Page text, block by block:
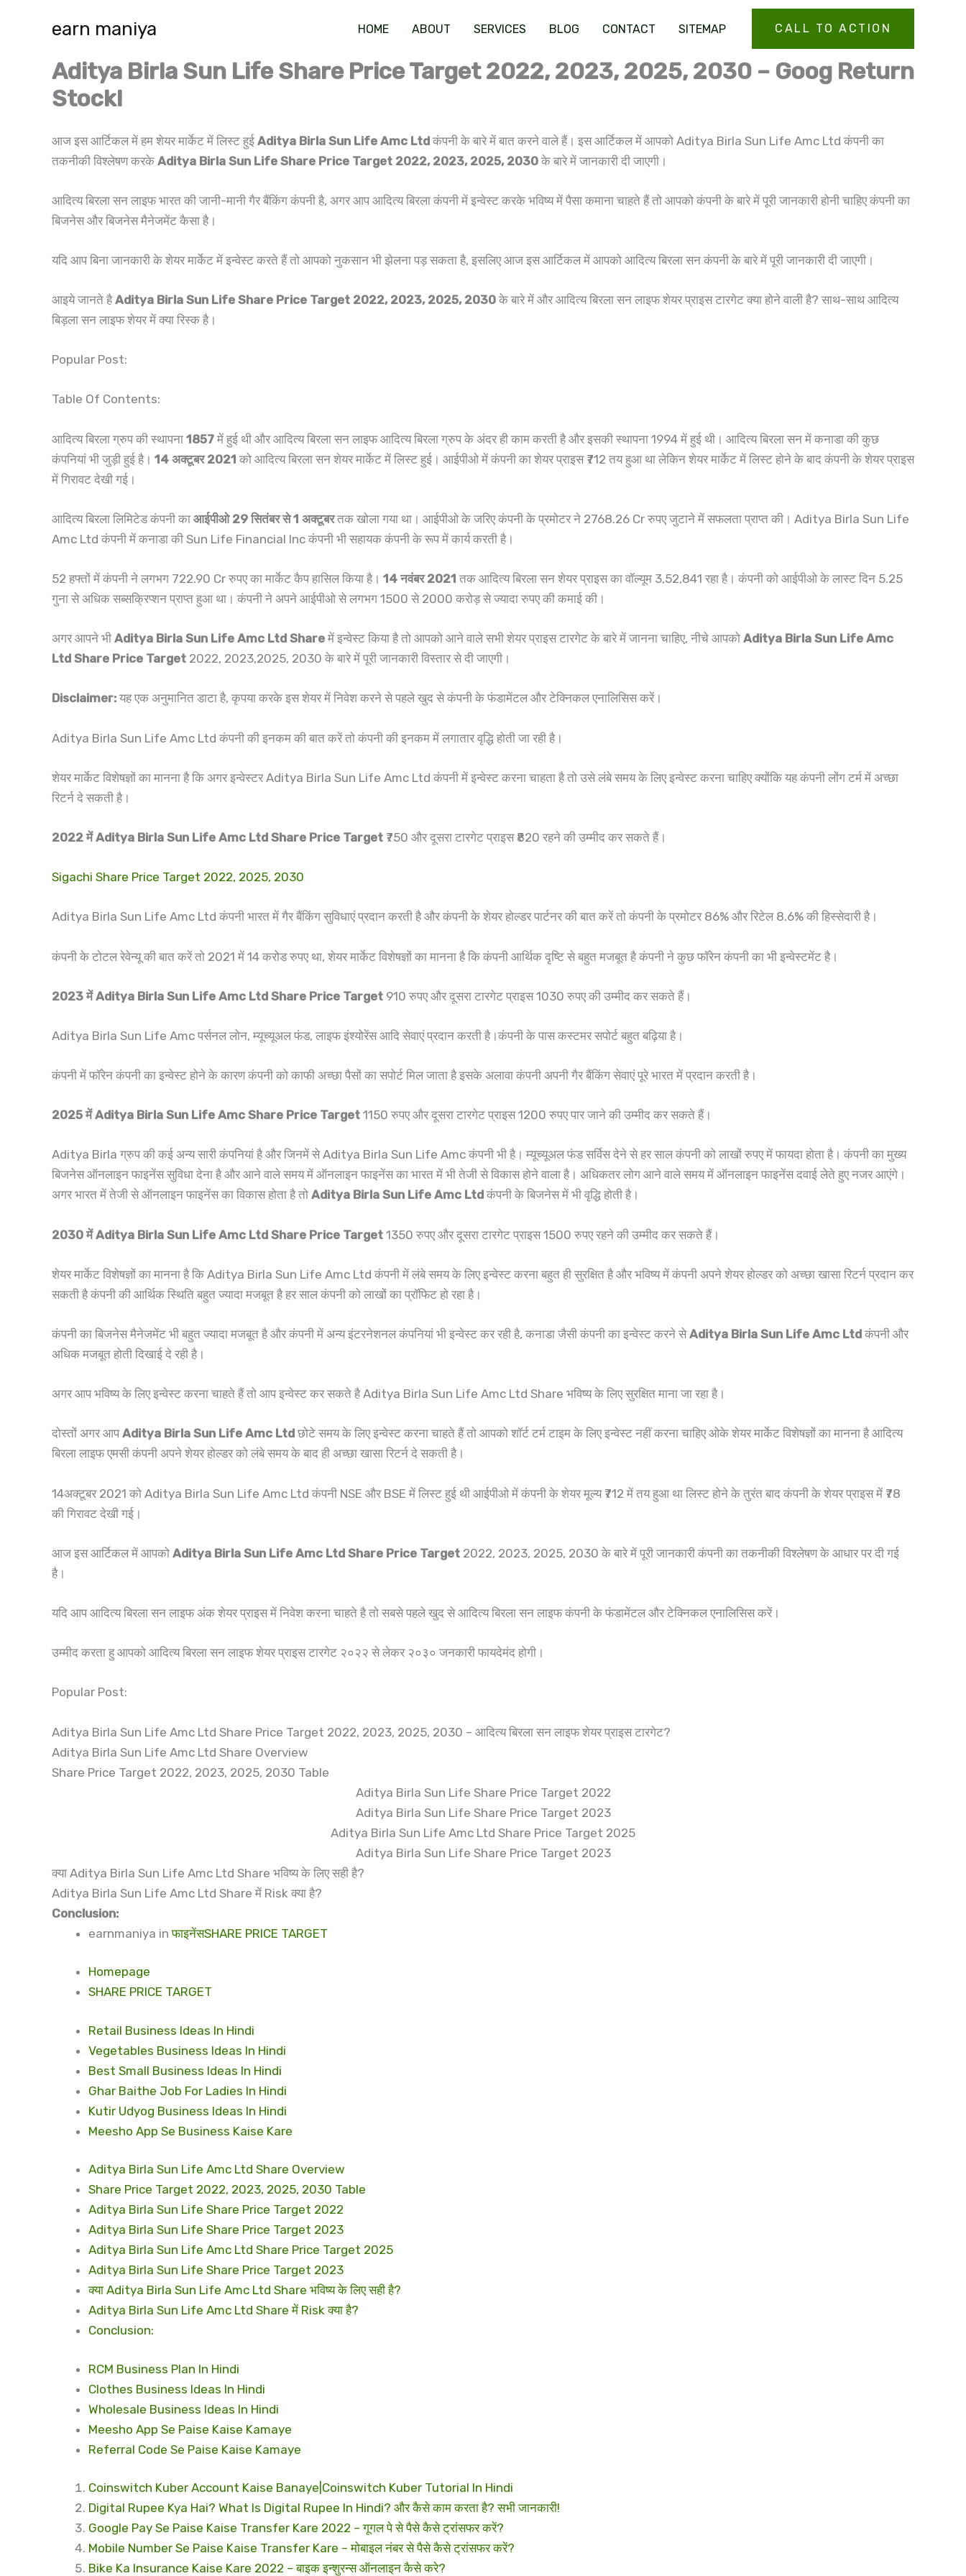
earn maniya HOME ABOUT SERVICES BLOG CONTACT SITEMAP CALL TO ACTION
Aditya Birla Sun Life Share Price Target 2022, 2023, 2025, 2030 – Goog Return
Stock!
आज इस आर्टिकल में हम शेयर मार्केट में लिस्ट हुई Aditya Birla Sun Life Amc Ltd कंपनी के बारे में बात करने वाले हैं। इस आर्टिकल में आपको Aditya Birla Sun Life Amc Ltd कंपनी का
तकनीकी विश्लेषण करके Aditya Birla Sun Life Share Price Target 2022, 2023, 2025, 2030 के बारे में जानकारी दी जाएगी।
आदित्य बिरला सन लाइफ भारत की जानी-मानी गैर बैंकिंग कंपनी है, अगर आप आदित्य बिरला कंपनी में इन्वेस्ट करके भविष्य में पैसा कमाना चाहते हैं तो आपको कंपनी के बारे में पूरी जानकारी होनी चाहिए कंपनी का
बिजनेस और बिजनेस मैनेजमेंट कैसा है।
यदि आप बिना जानकारी के शेयर मार्केट में इन्वेस्ट करते हैं तो आपको नुकसान भी झेलना पड़ सकता है, इसलिए आज इस आर्टिकल में आपको आदित्य बिरला सन कंपनी के बारे में पूरी जानकारी दी जाएगी।
आइये जानते हैAditya Birla Sun Life Share Price Target 2022, 2023, 2025, 2030 के बारे में और आदित्य बिरला सन लाइफ शेयर प्राइस टारगेट क्या होने वाली है? साथ-साथ आदित्य
बिड़ला सन लाइफ शेयर में क्या रिस्क है।
Popular Post:
Table Of Contents:
आदित्य बिरला ग्रुप की स्थापना 1857 में हुई थी और आदित्य बिरला सन लाइफ आदित्य बिरला ग्रुप के अंदर ही काम करती है और इसकी स्थापना 1994 में हुई थी। आदित्य बिरला सन में कनाडा की कुछ
कंपनियां भी जुड़ी हुई है। 14 अक्टूबर 2021 को आदित्य बिरला सन शेयर मार्केट में लिस्ट हुई। आईपीओ में कंपनी का शेयर प्राइस ₹712 तय हुआ था लेकिन शेयर मार्केट में लिस्ट होने के बाद कंपनी के शेयर प्राइस
में गिरावट देखी गई।
आदित्य बिरला लिमिटेड कंपनी का आईपीओ 29 सितंबर से 1 अक्टूबरतक खोला गया था। आईपीओ के जरिए कंपनी के प्रमोटर ने 2768.26 Cr रुपए जुटाने में सफलता प्राप्त की। Aditya Birla Sun Life
Amc Ltd कंपनी में कनाडा की Sun Life Financial Inc कंपनी भी सहायक कंपनी के रूप में कार्य करती है।
52 हफ्तों में कंपनी ने लगभग 722.90 Cr रुपए का मार्केट कैप हासिल किया है। 14 नवंबर 2021 तक आदित्य बिरला सन शेयर प्राइस का वॉल्यूम 3,52,841 रहा है। कंपनी को आईपीओ के लास्ट दिन 5.25
गुना से अधिक सब्सक्रिप्शन प्राप्त हुआ था। कंपनी ने अपने आईपीओ से लगभग 1500 से 2000 करोड़ से ज्यादा रुपए की कमाई की।
अगर आपने भी Aditya Birla Sun Life Amc Ltd Share में इन्वेस्ट किया है तो आपको आने वाले सभी शेयर प्राइस टारगेट के बारे में जानना चाहिए, नीचे आपको Aditya Birla Sun Life Amc
Ltd Share Price Target 2022, 2023,2025, 2030 के बारे में पूरी जानकारी विस्तार से दी जाएगी।
Disclaimer: यह एक अनुमानित डाटा है, कृपया करके इस शेयर में निवेश करने से पहले खुद से कंपनी के फंडामेंटल और टेक्निकल एनालिसिस करें।
Aditya Birla Sun Life Amc Ltd कंपनी की इनकम की बात करें तो कंपनी की इनकम में लगातार वृद्धि होती जा रही है।
शेयर मार्केट विशेषज्ञों का मानना है कि अगर इन्वेस्टर Aditya Birla Sun Life Amc Ltd कंपनी में इन्वेस्ट करना चाहता है तो उसे लंबे समय के लिए इन्वेस्ट करना चाहिए क्योंकि यह कंपनी लोंग टर्म में अच्छा
रिटर्न दे सकती है।
2022 में Aditya Birla Sun Life Amc Ltd Share Price Target ₹750 और दूसरा टारगेट प्राइस ₹820 रहने की उम्मीद कर सकते हैं।
Sigachi Share Price Target 2022, 2025, 2030
Aditya Birla Sun Life Amc Ltd कंपनी भारत में गैर बैंकिंग सुविधाएं प्रदान करती है और कंपनी के शेयर होल्डर पार्टनर की बात करें तो कंपनी के प्रमोटर 86% और रिटेल 8.6% की हिस्सेदारी है।
कंपनी के टोटल रेवेन्यू की बात करें तो 2021 में 14 करोड रुपए था, शेयर मार्केट विशेषज्ञों का मानना है कि कंपनी आर्थिक दृष्टि से बहुत मजबूत है कंपनी ने कुछ फॉरेन कंपनी का भी इन्वेस्टमेंट है।
2023 में Aditya Birla Sun Life Amc Ltd Share Price Target 910 रुपए और दूसरा टारगेट प्राइस 1030 रुपए की उम्मीद कर सकते हैं।
Aditya Birla Sun Life Amc पर्सनल लोन, म्यूच्यूअल फंड, लाइफ इंश्योरेंस आदि सेवाएं प्रदान करती है।कंपनी के पास कस्टमर सपोर्ट बहुत बढ़िया है।
कंपनी में फॉरेन कंपनी का इन्वेस्ट होने के कारण कंपनी को काफी अच्छा पैसों का सपोर्ट मिल जाता है इसके अलावा कंपनी अपनी गैर बैंकिंग सेवाएं पूरे भारत में प्रदान करती है।
2025 में Aditya Birla Sun Life Amc Share Price Target 1150 रुपए और दूसरा टारगेट प्राइस 1200 रुपए पार जाने की उम्मीद कर सकते हैं।
Aditya Birla ग्रुप की कई अन्य सारी कंपनियां है और जिनमें से Aditya Birla Sun Life Amc कंपनी भी है। म्यूच्यूअल फंड सर्विस देने से हर साल कंपनी को लाखों रुपए में फायदा होता है। कंपनी का मुख्य
बिजनेस ऑनलाइन फाइनेंस सुविधा देना है और आने वाले समय में ऑनलाइन फाइनेंस का भारत में भी तेजी से विकास होने वाला है। अधिकतर लोग आने वाले समय में ऑनलाइन फाइनेंस दवाई लेते हुए नजर आएंगे।
अगर भारत में तेजी से ऑनलाइन फाइनेंस का विकास होता है तो Aditya Birla Sun Life Amc Ltd कंपनी के बिजनेस में भी वृद्धि होती है।
2030 में Aditya Birla Sun Life Amc Ltd Share Price Target 1350 रुपए और दूसरा टारगेट प्राइस 1500 रुपए रहने की उम्मीद कर सकते हैं।
शेयर मार्केट विशेषज्ञों का मानना है कि Aditya Birla Sun Life Amc Ltd कंपनी में लंबे समय के लिए इन्वेस्ट करना बहुत ही सुरक्षित है और भविष्य में कंपनी अपने शेयर होल्डर को अच्छा खासा रिटर्न प्रदान कर
सकती है कंपनी की आर्थिक स्थिति बहुत ज्यादा मजबूत है हर साल कंपनी को लाखों का प्रॉफिट हो रहा है।
कंपनी का बिजनेस मैनेजमेंट भी बहुत ज्यादा मजबूत है और कंपनी में अन्य इंटरनेशनल कंपनियां भी इन्वेस्ट कर रही है, कनाडा जैसी कंपनी का इन्वेस्ट करने सेAditya Birla Sun Life Amc Ltd कंपनी और
अधिक मजबूत होती दिखाई दे रही है।
अगर आप भविष्य के लिए इन्वेस्ट करना चाहते हैं तो आप इन्वेस्ट कर सकते है Aditya Birla Sun Life Amc Ltd Share भविष्य के लिए सुरक्षित माना जा रहा है।
दोस्तों अगर आपAditya Birla Sun Life Amc Ltd छोटे समय के लिए इन्वेस्ट करना चाहते हैं तो आपको शॉर्ट टर्म टाइम के लिए इन्वेस्ट नहीं करना चाहिए ओके शेयर मार्केट विशेषज्ञों का मानना है आदित्य
बिरला लाइफ एमसी कंपनी अपने शेयर होल्डर को लंबे समय के बाद ही अच्छा खासा रिटर्न दे सकती है।
14अक्टूबर 2021 को Aditya Birla Sun Life Amc Ltd कंपनी NSE और BSE में लिस्ट हुई थी आईपीओ में कंपनी के शेयर मूल्य ₹712 में तय हुआ था लिस्ट होने के तुरंत बाद कंपनी के शेयर प्राइस में ₹78
की गिरावट देखी गई।
आज इस आर्टिकल में आपको Aditya Birla Sun Life Amc Ltd Share Price Target 2022, 2023, 2025, 2030 के बारे में पूरी जानकारी कंपनी का तकनीकी विश्लेषण के आधार पर दी गई
है।
यदि आप आदित्य बिरला सन लाइफ अंक शेयर प्राइस में निवेश करना चाहते है तो सबसे पहले खुद से आदित्य बिरला सन लाइफ कंपनी के फंडामेंटल और टेक्निकल एनालिसिस करें।
उम्मीद करता हु आपको आदित्य बिरला सन लाइफ शेयर प्राइस टारगेट २०२२ से लेकर २०३० जनकारी फायदेमंद होगी।
Popular Post:
Aditya Birla Sun Life Amc Ltd Share Price Target 2022, 2023, 2025, 2030 – आदित्य बिरला सन लाइफ शेयर प्राइस टारगेट?
Aditya Birla Sun Life Amc Ltd Share Overview
Share Price Target 2022, 2023, 2025, 2030 Table
Aditya Birla Sun Life Share Price Target 2022
Aditya Birla Sun Life Share Price Target 2023
Aditya Birla Sun Life Amc Ltd Share Price Target 2025
Aditya Birla Sun Life Share Price Target 2023
क्या Aditya Birla Sun Life Amc Ltd Share भविष्य के लिए सही है?
Aditya Birla Sun Life Amc Ltd Share में Risk क्या है?
Conclusion:
earnmaniya inफाइनेंसSHARE PRICE TARGET
Homepage
SHARE PRICE TARGET
Retail Business Ideas In Hindi
Vegetables Business Ideas In Hindi
Best Small Business Ideas In Hindi
Ghar Baithe Job For Ladies In Hindi
Kutir Udyog Business Ideas In Hindi
Meesho App Se Business Kaise Kare
Aditya Birla Sun Life Amc Ltd Share Overview
Share Price Target 2022, 2023, 2025, 2030 Table
Aditya Birla Sun Life Share Price Target 2022
Aditya Birla Sun Life Share Price Target 2023
Aditya Birla Sun Life Amc Ltd Share Price Target 2025
Aditya Birla Sun Life Share Price Target 2023
क्या Aditya Birla Sun Life Amc Ltd Share भविष्य के लिए सही है?
Aditya Birla Sun Life Amc Ltd Share में Risk क्या है?
Conclusion:
RCM Business Plan In Hindi
Clothes Business Ideas In Hindi
Wholesale Business Ideas In Hindi
Meesho App Se Paise Kaise Kamaye
Referral Code Se Paise Kaise Kamaye
Coinswitch Kuber Account Kaise Banaye|Coinswitch Kuber Tutorial In Hindi
Digital Rupee Kya Hai? What Is Digital Rupee In Hindi? और कैसे काम करता है? सभी जानकारी!
Google Pay Se Paise Kaise Transfer Kare 2022 – गूगल पे से पैसे कैसे ट्रांसफर करें?
Mobile Number Se Paise Kaise Transfer Kare – मोबाइल नंबर से पैसे कैसे ट्रांसफर करें?
Bike Ka Insurance Kaise Kare 2022 – बाइक इन्शुरन्स ऑनलाइन कैसे करे?